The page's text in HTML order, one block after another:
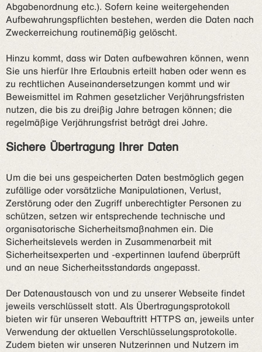
Abgabenordnung etc.). Sofern keine weitergehenden
Aufbewahrungspflichten bestehen, werden die Daten nach
Zweckerreichung routinemäßig gelöscht.
Hinzu kommt, dass wir Daten aufbewahren können, wenn
Sie uns hierfür Ihre Erlaubnis erteilt haben oder wenn es
zu rechtlichen Auseinandersetzungen kommt und wir
Beweismittel im Rahmen gesetzlicher Verjährungsfristen
nutzen, die bis zu dreißig Jahre betragen können; die
regelmäßige Verjährungsfrist beträgt drei Jahre.
Sichere Übertragung Ihrer Daten
Um die bei uns gespeicherten Daten bestmöglich gegen
zufällige oder vorsätzliche Manipulationen, Verlust,
Zerstörung oder den Zugriff unberechtigter Personen zu
schützen, setzen wir entsprechende technische und
organisatorische Sicherheitsmaßnahmen ein. Die
Sicherheitslevels werden in Zusammenarbeit mit
Sicherheitsexperten und -expertinnen laufend überprüft
und an neue Sicherheitsstandards angepasst.
Der Datenaustausch von und zu unserer Webseite findet
jeweils verschlüsselt statt. Als Übertragungsprotokoll
bieten wir für unseren Webauftritt HTTPS an, jeweils unter
Verwendung der aktuellen Verschlüsselungsprotokolle.
Zudem bieten wir unseren Nutzerinnen und Nutzern im